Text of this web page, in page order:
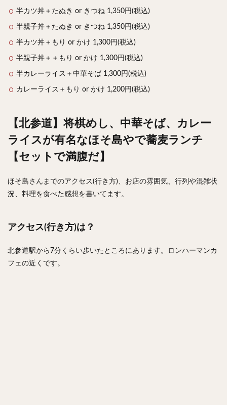
半カツ丼＋たぬき or きつね 1,350円(税込)
半親子丼＋たぬき or きつね 1,350円(税込)
半カツ丼＋もり or かけ 1,300円(税込)
半親子丼＋＋もり or かけ 1,300円(税込)
半カレーライス＋中華そば 1,300円(税込)
カレーライス＋もり or かけ 1,200円(税込)
【北参道】将棋めし、中華そば、カレー
ライスが有名なほそ島やで蕎麦ランチ
【セットで満腹だ】
ほそ島さんまでのアクセス(行き方)、お店の雰囲気、行列や混雑状
況、料理を食べた感想を書いてます。
アクセス(行き方)は？
北参道駅から7分くらい歩いたところにあります。ロンハーマンカ
フェの近くです。